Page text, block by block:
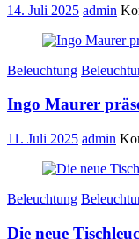
14. Juli 2025 admin
Beleuchtung
Ingo Maurer
11. Juli 2025 admin
Beleuchtung
Die neue